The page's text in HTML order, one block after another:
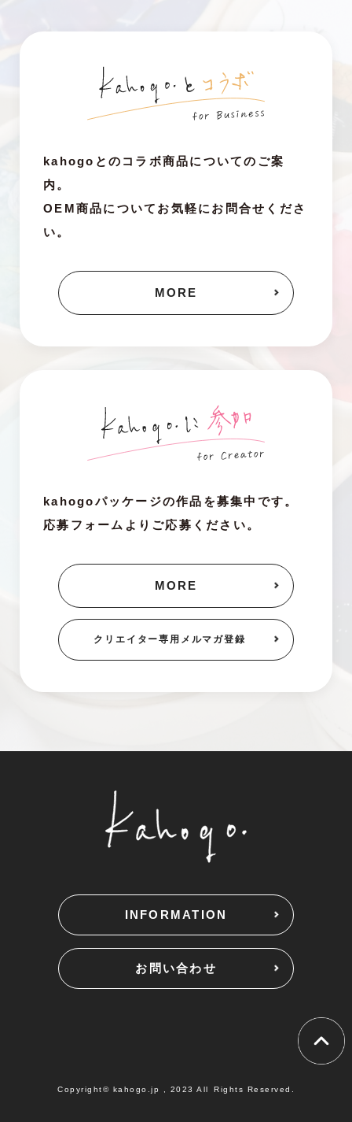
kahogoとのコラボ商品についてのご案
内。
OEM商品についてお気軽にお問合せくださ
い。
MORE
kahogoパッケージの作品を募集中です。
応募フォームよりご応募ください。
MORE
クリエイター専用 メルマガ登録
INFORMATION
お問い合わせ
Copyright© kahogo.jp , 2023 All Rights Reserved.